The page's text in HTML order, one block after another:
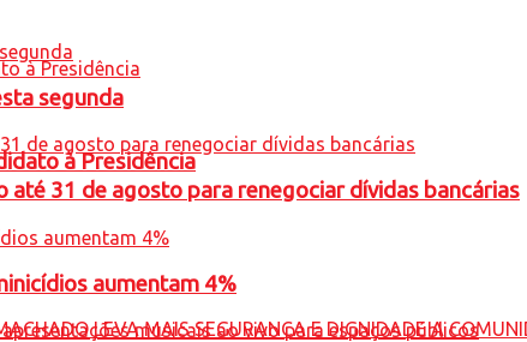
à Presidência
segunda
31 de agosto para renegociar dívidas bancárias
aumentam 4%